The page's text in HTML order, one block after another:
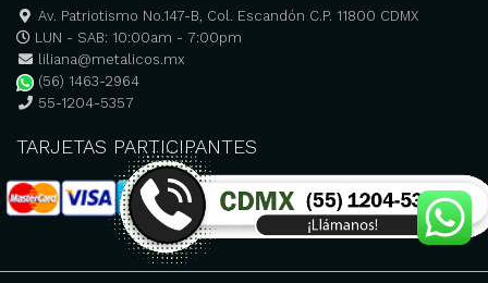
Av. Patriotismo No.147-B, Col. Escandón C.P. 11800 CDMX
LUN - SAB: 10:00am - 7:00pm
liliana@metalicos.mx
(56) 1463-2964
55-1204-5357
TARJETAS PARTICIPANTES